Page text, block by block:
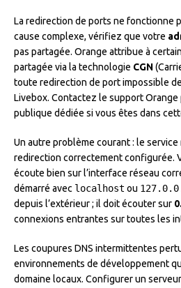
La redirection de ports ne fonctionne
cause complexe, vérifiez que votre
pas partagée. Orange attribue à
partagée via la technologie CGN
toute redirection de port impossible
Livebox. Contactez le support Orange
publique dédiée si vous êtes dans
Un autre problème courant : le
redirection correctement configurée.
écoute bien sur l’interface réseau
démarré avec localhost ou
depuis l’extérieur ; il doit écouter sur
connexions entrantes sur toutes les
Les coupures DNS intermittentes
environnements de développement
domaine locaux. Configurer un